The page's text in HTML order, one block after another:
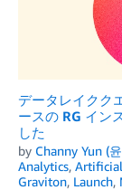
データレイクク
ースの RG イン
した
by Channy Yun (
Analytics,
Graviton, Launch,